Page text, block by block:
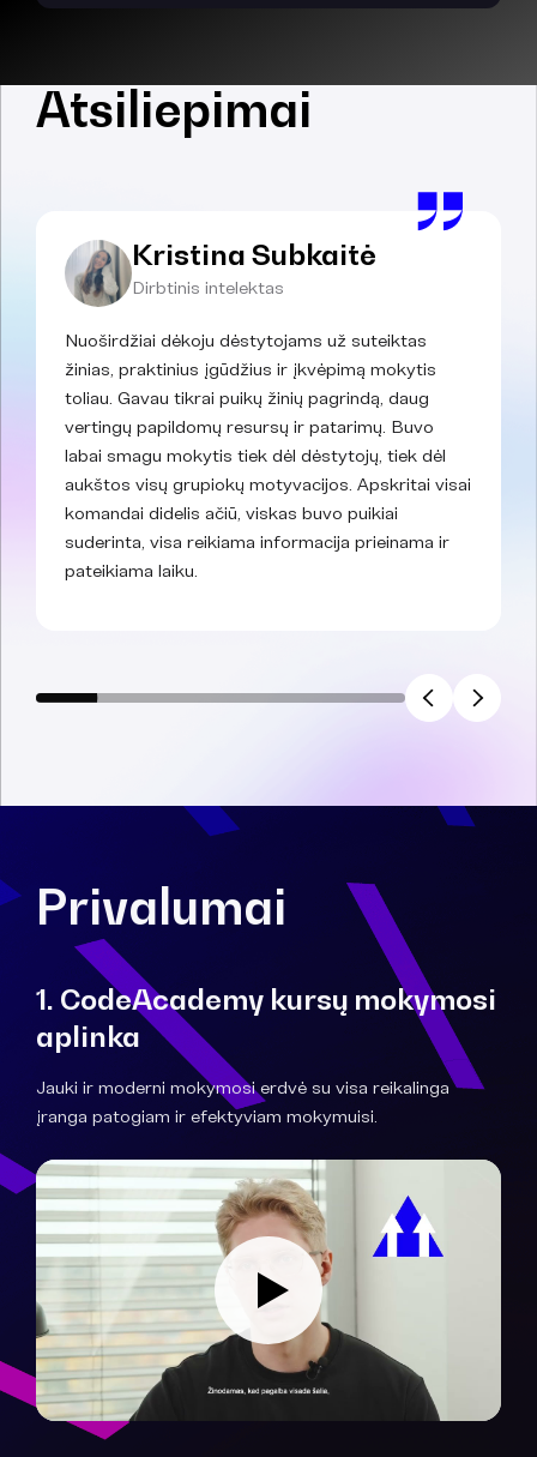
Atsiliepimai
Kristina Subkaitė
Dirbtinis intelektas
Nuoširdžiai dėkoju dėstytojams už suteiktas
žinias, praktinius įgūdžius ir įkvėpimą mokytis
toliau. Gavau tikrai puikų žinių pagrindą, daug
vertingų papildomų resursų ir patarimų. Buvo
labai smagu mokytis tiek dėl dėstytojų, tiek dėl
aukštos visų grupiokų motyvacijos. Apskritai visai
komandai didelis ačiū, viskas buvo puikiai
suderinta, visa reikiama informacija prieinama ir
pateikiama laiku.
Privalumai
1. CodeAcademy kursų mokymosi
aplinka
Jauki ir moderni mokymosi erdvė su visa reikalinga
įranga patogiam ir efektyviam mokymuisi.